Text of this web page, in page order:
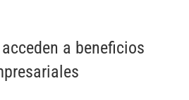
a beneficios